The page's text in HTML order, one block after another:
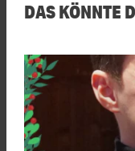
DAS KÖNNTE